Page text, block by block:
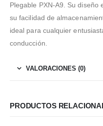
Plegable PXN-A9. Su diseño
su facilidad de
ideal para cualquier
conducción.
VALORACIONES (0)
PRODUCTOS